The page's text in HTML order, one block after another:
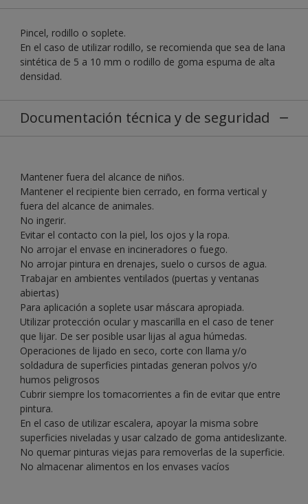
Pincel, rodillo o soplete.
En el caso de utilizar rodillo, se recomienda que sea de lana
sintética de 5 a 10 mm o rodillo de goma espuma de alta
densidad.
Documentación técnica y de seguridad
Mantener fuera del alcance de niños.
Mantener el recipiente bien cerrado, en forma vertical y
fuera del alcance de animales.
No ingerir.
Evitar el contacto con la piel, los ojos y la ropa.
No arrojar el envase en incineradores o fuego.
No arrojar pintura en drenajes, suelo o cursos de agua.
Trabajar en ambientes ventilados (puertas y ventanas
abiertas)
Para aplicación a soplete usar máscara apropiada.
Utilizar protección ocular y mascarilla en el caso de tener
que lijar. De ser posible usar lijas al agua húmedas.
Operaciones de lijado en seco, corte con llama y/o
soldadura de superficies pintadas generan polvos y/o
humos peligrosos
Cubrir siempre los tomacorrientes a fin de evitar que entre
pintura.
En el caso de utilizar escalera, apoyar la misma sobre
superficies niveladas y usar calzado de goma antideslizante.
No quemar pinturas viejas para removerlas de la superficie.
No almacenar alimentos en los envases vacíos